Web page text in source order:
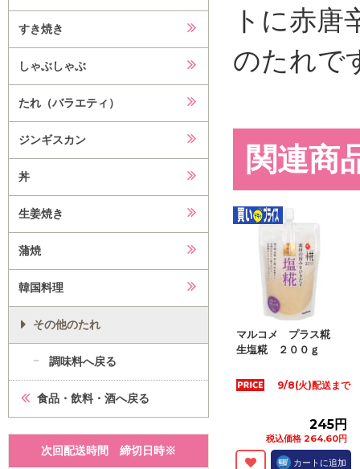
すき焼き
しゃぶしゃぶ
たれ（バラエティ）
ジンギスカン
丼
生姜焼き
蒲焼
韓国料理
その他のたれ
調味料へ戻る
食品・飲料・酒へ戻る
次回配送時間 締切日時※
トに赤
のたれで
関連商
マルコメ プラス糀
生塩糀 ２００ｇ
9/8(火)配送まで
245円
税込価格 264.60円
カートに追加